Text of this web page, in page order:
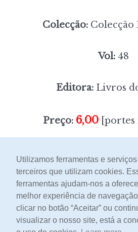
Colecção:
Vol:48
Editora:Livros
Preço: 6,00[portes
Sem stock
Contacto
Utilizamos ferramentas e serviços
terceiros que utilizam cookies.
ferramentas ajudam-nos a
melhor experiência de
clicar no botão “Aceitar” ou
visualizar o nosso site, está a